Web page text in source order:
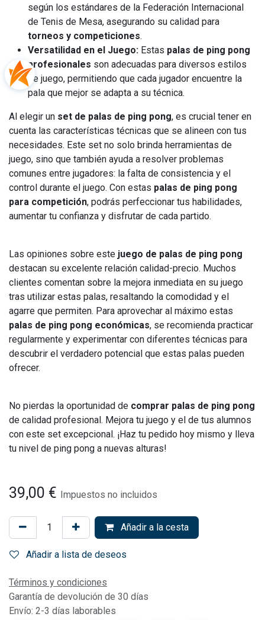
según los estándares de la Federación Internacional
de Tenis de Mesa, asegurando su calidad para
torneos y competiciones.
Versatilidad en el Juego: Estas palas de ping pong
profesionales son adecuadas para diversos estilos
de juego, permitiendo que cada jugador encuentre la
pala que mejor se adapta a su técnica.
Al elegir un set de palas de ping pong, es crucial tener en
cuenta las características técnicas que se alineen con tus
necesidades. Este set no solo brinda herramientas de
juego, sino que también ayuda a resolver problemas
comunes entre jugadores: la falta de consistencia y el
control durante el juego. Con estas palas de ping pong
para competición, podrás perfeccionar tus habilidades,
aumentar tu confianza y disfrutar de cada partido.
Las opiniones sobre este juego de palas de ping pong
destacan su excelente relación calidad-precio. Muchos
clientes comentan sobre la mejora inmediata en su juego
tras utilizar estas palas, resaltando la comodidad y el
agarre que permiten. Para aprovechar al máximo estas
palas de ping pong económicas, se recomienda practicar
regularmente y experimentar con diferentes técnicas para
descubrir el verdadero potencial que estas palas pueden
ofrecer.
No pierdas la oportunidad de comprar palas de ping pong
de calidad profesional. Mejora tu juego y el de tus alumnos
con este set excepcional. ¡Haz tu pedido hoy mismo y lleva
tu nivel de ping pong a nuevas alturas!
39,00 € Impuestos no incluidos
Añadir a la cesta
Añadir a lista de deseos
Términos y condiciones
Garantía de devolución de 30 días
Envío: 2-3 días laborables